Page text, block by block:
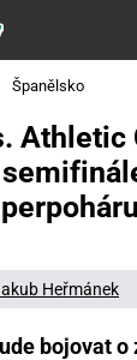
Španělsko
Athletic
Heřmánek
bojovat o